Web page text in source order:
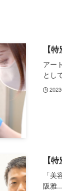
【
アー
とし
【
「
阪雅...